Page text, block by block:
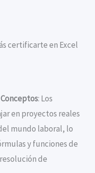
certificarte en Excel
: Los
en proyectos reales
mundo laboral, lo
y funciones de
de